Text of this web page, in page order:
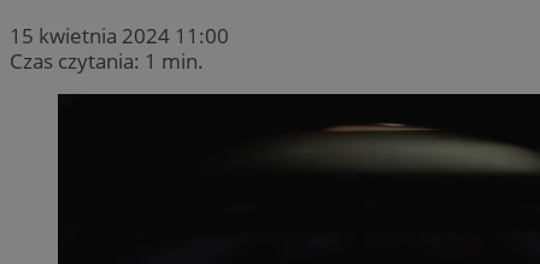
15 kwietnia 2024 11:00
Czas czytania: 1 min.